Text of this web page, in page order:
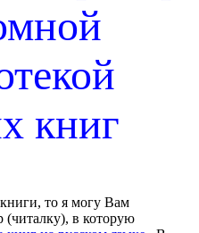
книг
то я могу Вам
(читалку), в которую